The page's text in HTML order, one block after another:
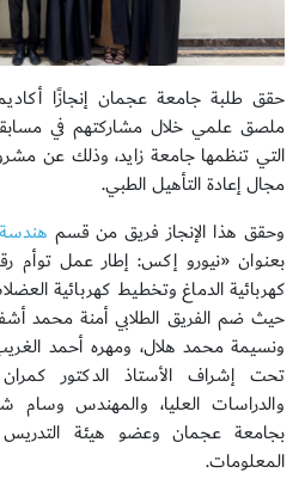
حقق طلبة جامعة عجمان إنجازًا
التي تنظمها جامعة زايد، وذلك عن
مجال إعادة التأهيل الطبي.
وحقق هذا الإنجاز فريق من قسم
بعنوان «نيورو إكس: إطار عمل
كهربائية الدماغ وتخطيط كهربائية
حيث ضم الفريق الطلابي أمنة محمد
ونسيمة محمد هلال، ومهره أحمد
تحت إشراف الأستاذ الدكتور
والدراسات العليا، والمهندس وسام
بجامعة عجمان وعضو هيئة التدريس
المعلومات.